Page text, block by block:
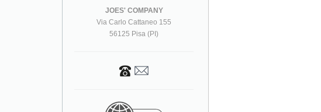
JOES' COMPANY
Via Carlo Cattaneo 155
56125 Pisa (PI)